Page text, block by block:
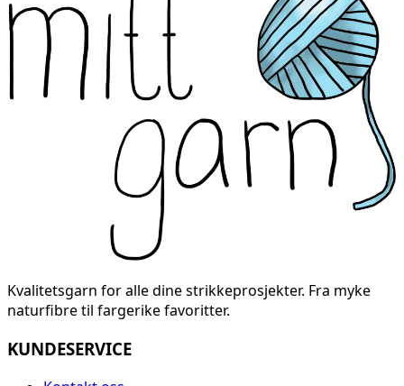
Kvalitetsgarn for alle dine strikkeprosjekter. Fra myke
naturfibre til fargerike favoritter.
KUNDESERVICE